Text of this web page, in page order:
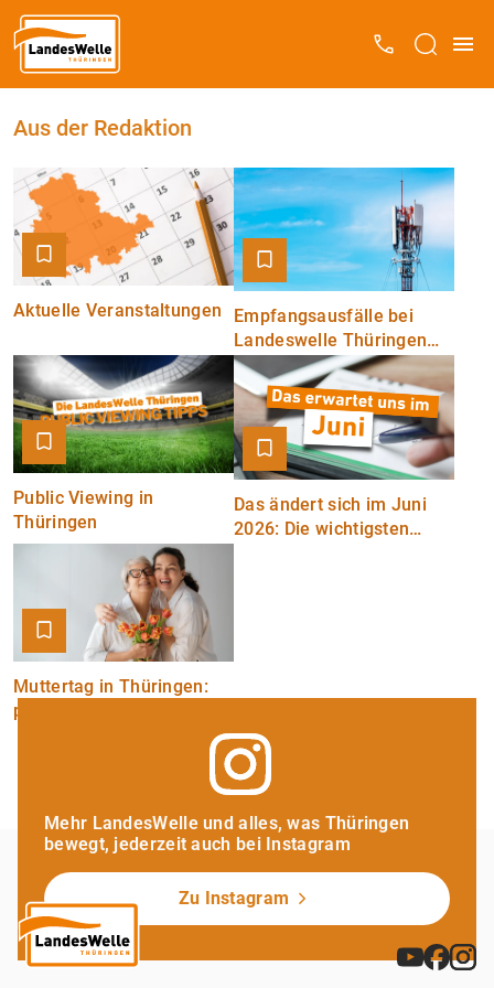
Aus der Redaktion
Aktuelle Veranstaltungen
Empfangsausfälle bei
Landeswelle Thüringen
am Mittwoch
Public Viewing in
Thüringen
Das ändert sich im Juni
2026: Die wichtigsten
Muttertag in Thüringen:
persönliche
Mehr LandesWelle und alles, was Thüringen
bewegt, jederzeit auch bei Instagram
Zu Instagram